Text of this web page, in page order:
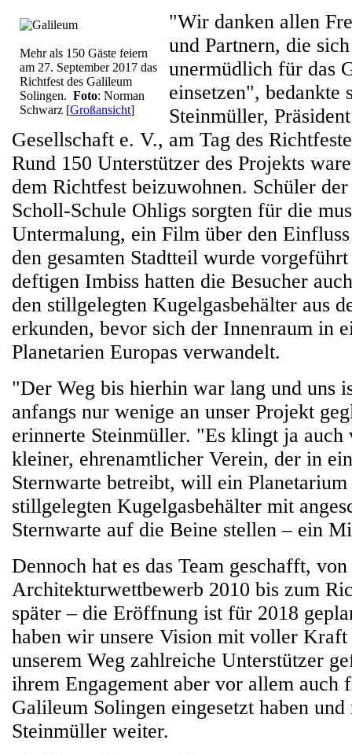
Mehr als 150 Gäste feiern
am 27. September 2017 das
Richtfest des Galileum
Solingen. Foto: Norman
Schwarz [Großansicht]
"Wir danken allen
und Partnern, die
unermüdlich für das
einsetzen", bedankte
Steinmüller,
Gesellschaft e. V., am Tag des
Rund 150 Unterstützer des Projekts
dem Richtfest beizuwohnen. Schüler
Scholl-Schule Ohligs sorgten für die
Untermalung, ein Film über den
den gesamten Stadtteil wurde
deftigen Imbiss hatten die Besucher
den stillgelegten Kugelgasbehälter aus
erkunden, bevor sich der Innenraum in
Planetarien Europas verwandelt.
"Der Weg bis hierhin war lang und uns
anfangs nur wenige an unser Projekt
erinnerte Steinmüller. "Es klingt ja
kleiner, ehrenamtlicher Verein, der in
Sternwarte betreibt, will ein
stillgelegten Kugelgasbehälter mit
Sternwarte auf die Beine stellen – ein
Dennoch hat es das Team geschafft,
Architekturwettbewerb 2010 bis zum
später – die Eröffnung ist für 2018
haben wir unsere Vision mit voller
unserem Weg zahlreiche Unterstützer
ihrem Engagement aber vor allem auch
Galileum Solingen eingesetzt haben
Steinmüller weiter.